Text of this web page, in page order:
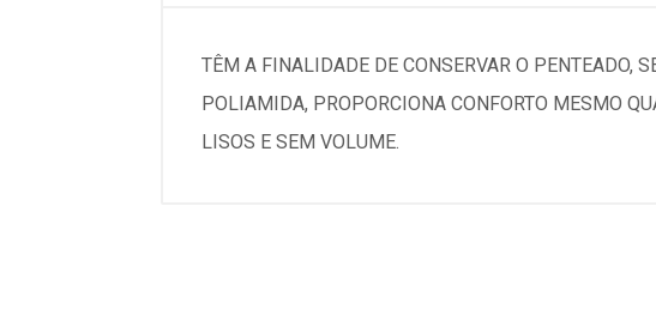
TÊM A FINALIDADE DE CONSERVAR O PENTEADO,
POLIAMIDA, PROPORCIONA CONFORTO MESMO
LISOS E SEM VOLUME.